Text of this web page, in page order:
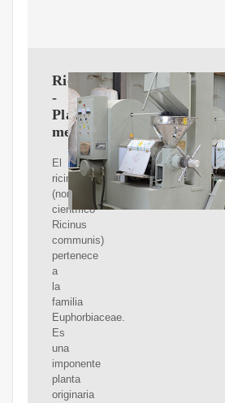
Ricino
-
Plantas
medicinales
El
ricino
(nombre
científico
Ricinus
communis)
pertenece
a
la
familia
Euphorbiaceae.
Es
una
imponente
planta
originaria